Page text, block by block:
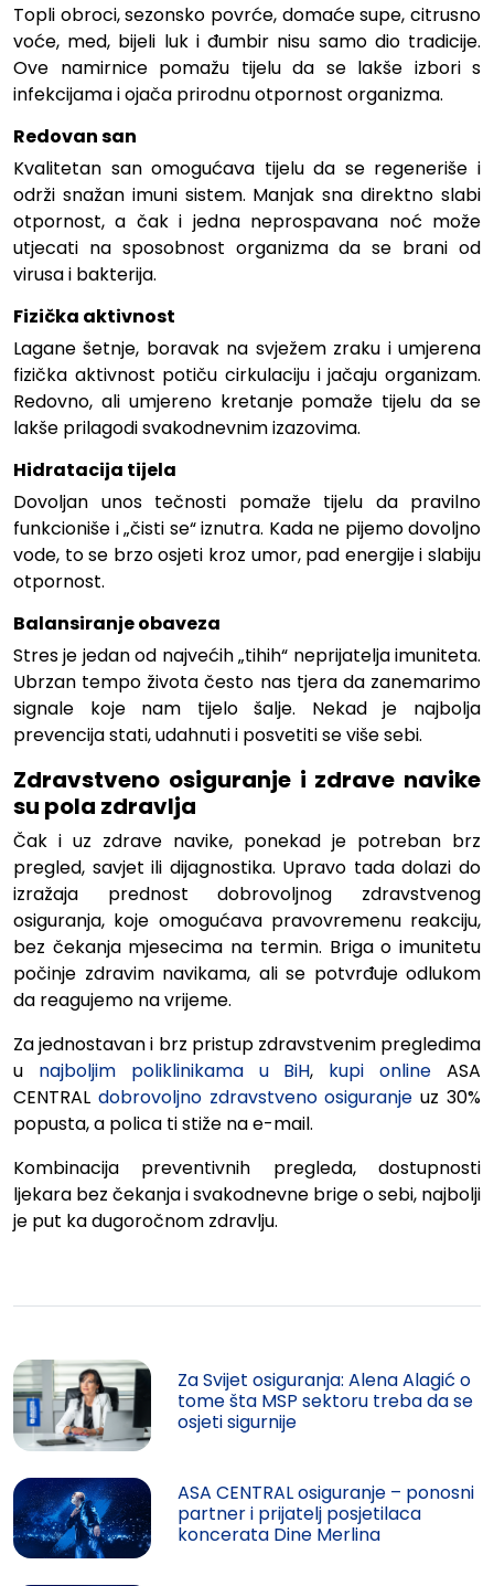
Topli obroci, sezonsko povrće, domaće supe, citrusno
voće, med, bijeli luk i đumbir nisu samo dio tradicije.
Ove namirnice pomažu tijelu da se lakše izbori s
infekcijama i ojača prirodnu otpornost organizma.
Redovan san
Kvalitetan san omogućava tijelu da se regeneriše i
održi snažan imuni sistem. Manjak sna direktno slabi
otpornost, a čak i jedna neprospavana noć može
utjecati na sposobnost organizma da se brani od
virusa i bakterija.
Fizička aktivnost
Lagane šetnje, boravak na svježem zraku i umjerena
fizička aktivnost potiču cirkulaciju i jačaju organizam.
Redovno, ali umjereno kretanje pomaže tijelu da se
lakše prilagodi svakodnevnim izazovima.
Hidratacija tijela
Dovoljan unos tečnosti pomaže tijelu da pravilno
funkcioniše i „čisti se“ iznutra. Kada ne pijemo dovoljno
vode, to se brzo osjeti kroz umor, pad energije i slabiju
otpornost.
Balansiranje obaveza
Stres je jedan od najvećih „tihih“ neprijatelja imuniteta.
Ubrzan tempo života često nas tjera da zanemarimo
signale koje nam tijelo šalje. Nekad je najbolja
prevencija stati, udahnuti i posvetiti se više sebi.
Zdravstveno osiguranje i zdrave navike
su pola zdravlja
Čak i uz zdrave navike, ponekad je potreban brz
pregled, savjet ili dijagnostika. Upravo tada dolazi do
izražaja prednost dobrovoljnog zdravstvenog
osiguranja, koje omogućava pravovremenu reakciju,
bez čekanja mjesecima na termin. Briga o imunitetu
počinje zdravim navikama, ali se potvrđuje odlukom
da reagujemo na vrijeme.
Za jednostavan i brz pristup zdravstvenim pregledima
u najboljim poliklinikama u BiH, kupi online ASA
CENTRAL dobrovoljno zdravstveno osiguranje uz 30%
popusta, a polica ti stiže na e-mail.
Kombinacija preventivnih pregleda, dostupnosti
ljekara bez čekanja i svakodnevne brige o sebi, najbolji
je put ka dugoročnom zdravlju.
Za Svijet osiguranja: Alena Alagić o
tome šta MSP sektoru treba da se
osjeti sigurnije
ASA CENTRAL osiguranje – ponosni
partner i prijatelj posjetilaca
koncerata Dine Merlina